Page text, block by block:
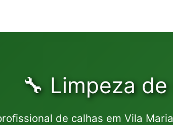
🔧 Limpeza
de calhas em Vila